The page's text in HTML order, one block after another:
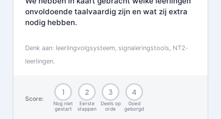
onvoldoende taalvaardig zijn en wat zij extra
nodig hebben.
Denk aan: leerlingvolgsysteem, signaleringstools, NT2-
leerlingen.
Score:
1
Nog niet
gestart
2
Eerste
stappen
3
Deels op
orde
4
Goed
geborgd